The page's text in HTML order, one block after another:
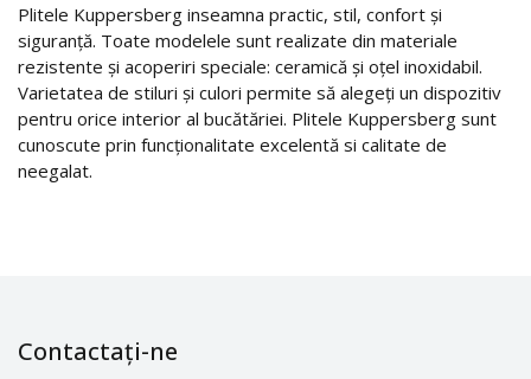
Plitele Kuppersberg inseamna practic, stil, confort și
siguranță. Toate modelele sunt realizate din materiale
rezistente și acoperiri speciale: ceramică și oțel inoxidabil.
Varietatea de stiluri și culori permite să alegeți un dispozitiv
pentru orice interior al bucătăriei. Plitele Kuppersberg sunt
cunoscute prin funcționalitate excelentă si calitate de
neegalat.
Contactați-ne